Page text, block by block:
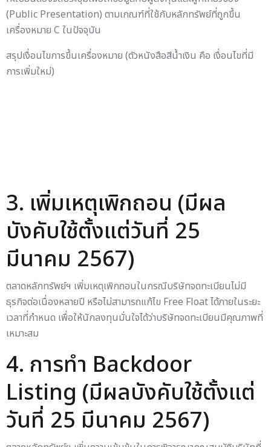
– CS สำหรับบริษัทที่มีปัญหาด้านงบการเงิน
– CF สำหรับบริษัทที่มี Free Float ไม่เป็นไปตามเกณฑ์
การเพิ่มใหม่)